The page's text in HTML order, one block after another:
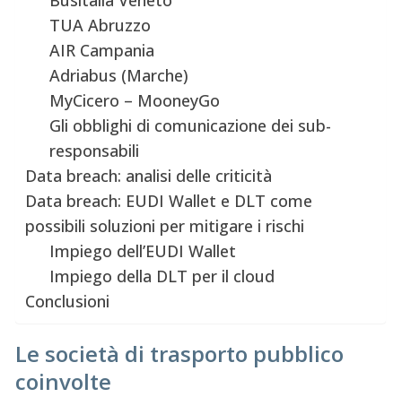
TUA Abruzzo
AIR Campania
Adriabus (Marche)
MyCicero – MooneyGo
Gli obblighi di comunicazione dei sub-
responsabili
Data breach: analisi delle criticità
Data breach: EUDI Wallet e DLT come
possibili soluzioni per mitigare i rischi
Impiego dell’EUDI Wallet
Impiego della DLT per il cloud
Conclusioni
Le società di trasporto pubblico
coinvolte